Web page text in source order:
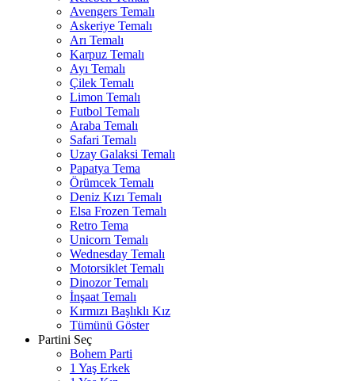
Avengers Temalı
Askeriye Temalı
Arı Temalı
Karpuz Temalı
Ayı Temalı
Çilek Temalı
Limon Temalı
Futbol Temalı
Araba Temalı
Safari Temalı
Uzay Galaksi Temalı
Papatya Tema
Örümcek Temalı
Deniz Kızı Temalı
Elsa Frozen Temalı
Retro Tema
Unicorn Temalı
Wednesday Temalı
Motorsiklet Temalı
Dinozor Temalı
İnşaat Temalı
Kırmızı Başlıklı Kız
Tümünü Göster
Partini Seç
Bohem Parti
1 Yaş Erkek